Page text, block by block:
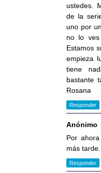
ustedes.
de la
uno por
no lo
Estamos
empieza
tiene
bastante
Rosana
Responder
Anónimo
Por
más
Responder